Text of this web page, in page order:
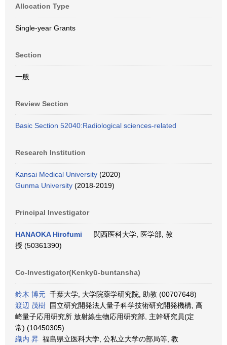
Allocation Type
Single-year Grants
Section
一般
Review Section
Basic Section 52040:Radiological sciences-related
Research Institution
Kansai Medical University (2020)
Gunma University (2018-2019)
Principal Investigator
HANAOKA Hirofumi
関西医科大学, 医学部, 教
授 (50361390)
Co-Investigator(Kenkyū-buntansha)
鈴木 博元 千葉大学, 大学院薬学研究院, 助教 (00707648)
渡辺 茂樹 国立研究開発法人量子科学技術研究開発機構, 高
崎量子応用研究所 放射線生物応用研究部, 主幹研究員(定
常) (10450305)
織内 昇 福島県立医科大学, 公私立大学の部局等, 教